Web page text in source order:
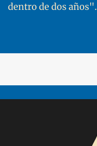
dentro de dos años".